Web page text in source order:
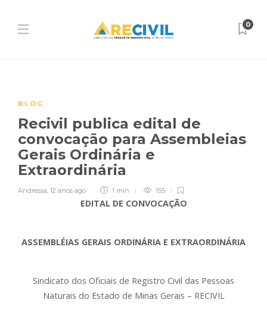
0
BLOG
Recivil publica edital de
convocação para Assembleias
Gerais Ordinária e
Extraordinária
Andressa, 12 anos ago 1 min 155
EDITAL DE CONVOCAÇÃO
ASSEMBLÉIAS GERAIS ORDINÁRIA E EXTRAORDINÁRIA
Sindicato dos Oficiais de Registro Civil das Pessoas
Naturais do Estado de Minas Gerais – RECIVIL